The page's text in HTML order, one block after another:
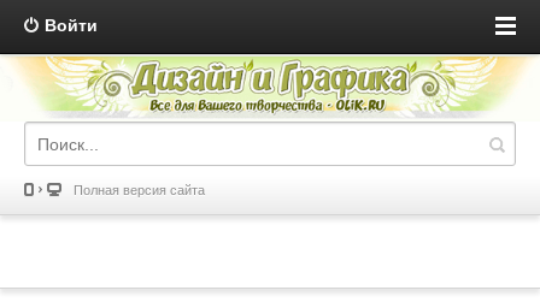
Войти
Полная версия сайта